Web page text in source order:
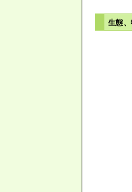
生態